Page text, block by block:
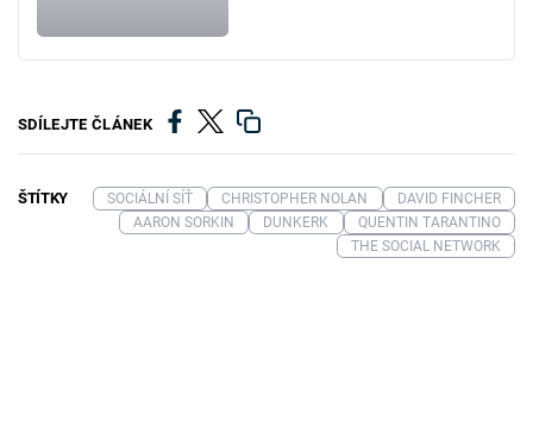
SDÍLEJTE ČLÁNEK
ŠTÍTKY SOCIÁLNÍ SÍŤ CHRISTOPHER NOLAN
DAVID FINCHER
AARON SORKIN
DUNKERK
QUENTIN TARANTINO
THE SOCIAL NETWORK